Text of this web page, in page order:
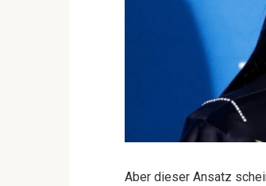
Aber dieser Ansatz